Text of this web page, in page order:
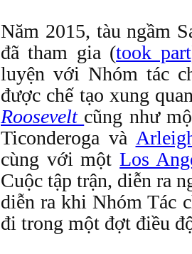
Năm 2015, tàu ngầm
đã tham gia (took part
luyện với Nhóm tác
được chế tạo xung
Roosevelt cũng như
Ticonderoga và
cùng với mộtLos
Cuộc tập trận, diễn ra
diễn ra khi Nhóm Tác
đi trong một đợt điều